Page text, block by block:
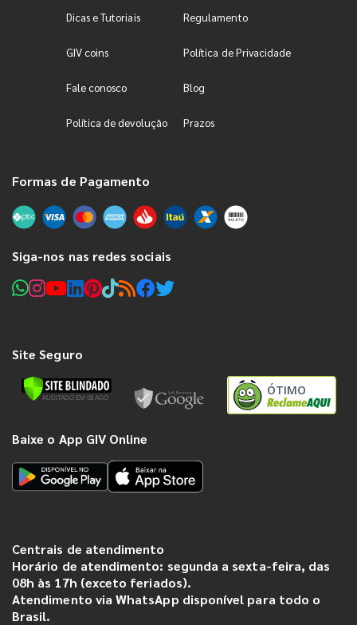
Dicas e Tutoriais Regulamento
GIV coins Política de Privacidade
Fale conosco Blog
Política de devolução Prazos
Formas de Pagamento
Siga-nos nas redes sociais
Site Seguro
ÓTIMO
Baixe o App GIV Online
Centrais de atendimento
Horário de atendimento: segunda a sexta-feira, das
08h às 17h (exceto feriados).
Atendimento via WhatsApp disponível para todo o
Brasil.